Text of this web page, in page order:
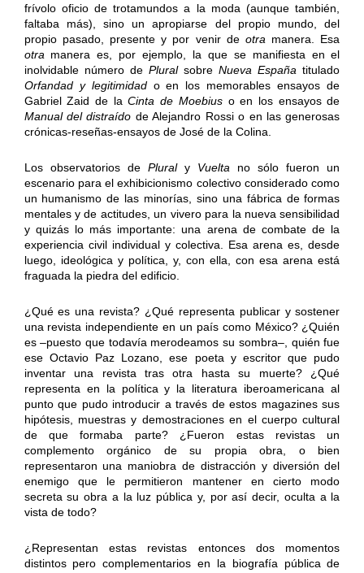
frívolo oficio de trotamundos a la moda (aunque también,
faltaba más), sino un apropiarse del propio mundo, del
propio pasado, presente y por venir de otra manera. Esa
otra manera es, por ejemplo, la que se manifiesta en el
inolvidable número de PluralsobreNueva España titulado
Orfandad y legitimidado en los memorables ensayos de
Gabriel Zaid de laCinta de Moebiuso en los ensayos de
Manual del distraído de Alejandro Rossi o en las generosas
crónicas-reseñas-ensayos de José de la Colina.
Los observatorios de Plural y Vuelta no sólo fueron un
escenario para el exhibicionismo colectivo considerado como
un humanismo de las minorías, sino una fábrica de formas
mentales y de actitudes, un vivero para la nueva sensibilidad
y quizás lo más importante: una arena de combate de la
experiencia civil individual y colectiva. Esa arena es, desde
luego, ideológica y política, y, con ella, con esa arena está
fraguada la piedra del edificio.
¿Qué es una revista? ¿Qué representa publicar y sostener
una revista independiente en un país como México? ¿Quién
es –puesto que todavía merodeamos su sombra–, quién fue
ese Octavio Paz Lozano, ese poeta y escritor que pudo
inventar una revista tras otra hasta su muerte? ¿Qué
representa en la política y la literatura iberoamericana al
punto que pudo introducir a través de estos magazines sus
hipótesis, muestras y demostraciones en el cuerpo cultural
de que formaba parte? ¿Fueron estas revistas un
complemento orgánico de su propia obra, o bien
representaron una maniobra de distracción y diversión del
enemigo que le permitieron mantener en cierto modo
secreta su obra a la luz pública y, por así decir, oculta a la
vista de todo?
¿Representan estas revistas entonces dos momentos
distintos pero complementarios en la biografía pública de